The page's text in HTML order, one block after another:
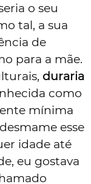
o seu
tal, a sua
de
para a mãe.
duraria
como
mínima
esse
idade até
eu gostava